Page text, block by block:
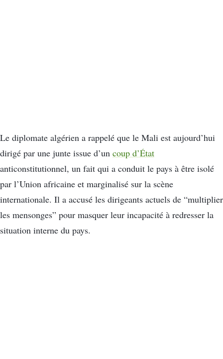
Le diplomate algérien a rappelé que le Mali est aujourd’hui
dirigé par une junte issue d’un coup d’État
anticonstitutionnel, un fait qui a conduit le pays à être isolé
par l’Union africaine et marginalisé sur la scène
internationale. Il a accusé les dirigeants actuels de “multiplier
les mensonges” pour masquer leur incapacité à redresser la
situation interne du pays.